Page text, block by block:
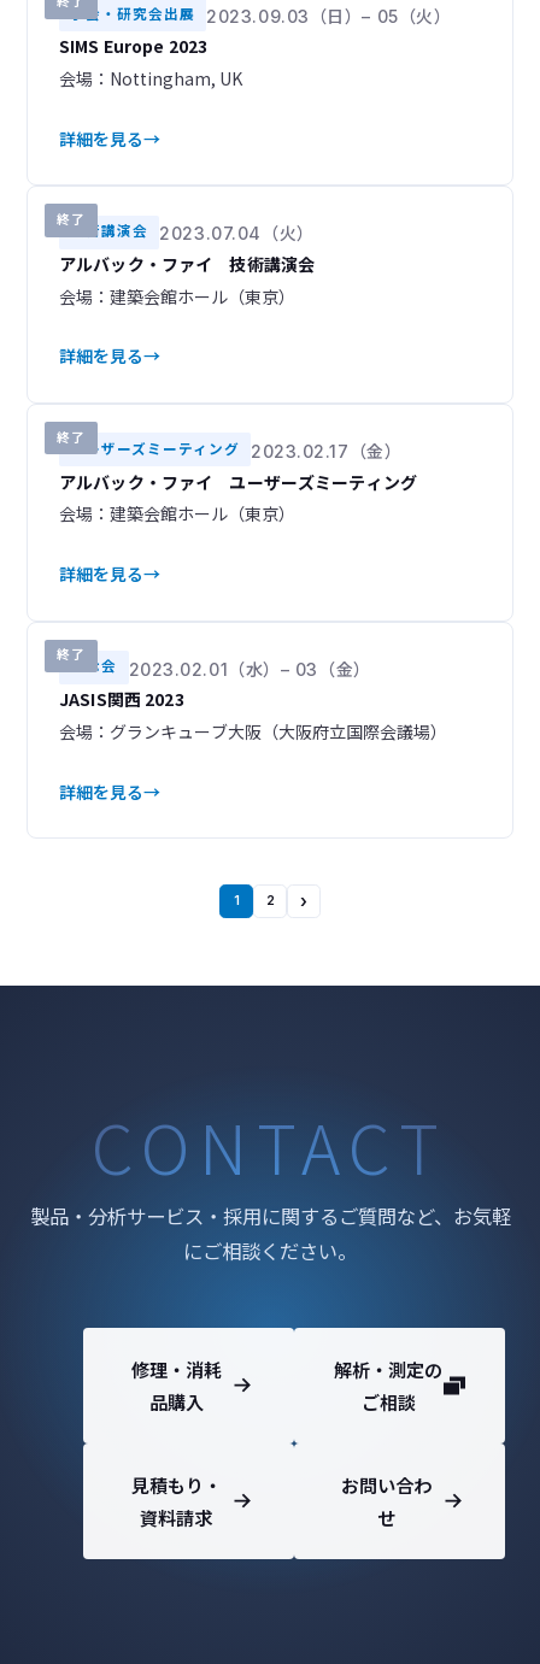
学会・研究会出展 2023.09.03（日）– 05（火）
SIMS Europe 2023
会場：Nottingham, UK
詳細を見る
終了
技術講演会 2023.07.04（火）
アルバック・ファイ 技術講演会
会場：建築会館ホール（東京）
詳細を見る
終了
ユーザーズミーティング 2023.02.17（金）
アルバック・ファイ ユーザーズミーティング
会場：建築会館ホール（東京）
詳細を見る
終了
展示会 2023.02.01（水）– 03（金）
JASIS関西 2023
会場：グランキューブ大阪（大阪府立国際会議場）
詳細を見る
1 2 ›
CONTACT
製品・分析サービス・採用に関するご質問など、お気軽
にご相談ください。
修理・消耗
品購入
解析・測定の
ご相談
見積もり・
資料請求
お問い合わ
せ